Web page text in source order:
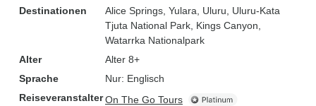
Destinationen
Alice Springs , Yulara , Uluru , Uluru-Kata
Tjuta National Park , Kings Canyon
Watarrka Nationalpark
Alter
Alter 8+
Sprache
Nur: Englisch
ReiseveranstalterOn The Go Tours